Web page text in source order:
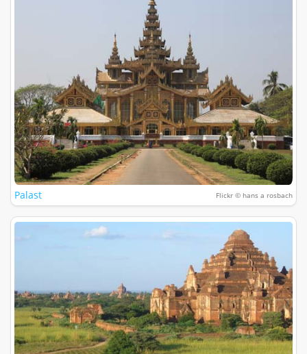
Palast Flickr © hans a rosbach